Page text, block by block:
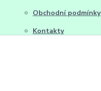
Obchodní podmínky
Kontakty